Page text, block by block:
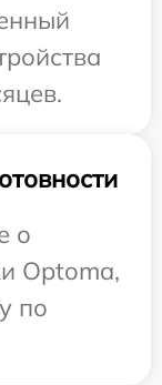
о
Optoma,
по